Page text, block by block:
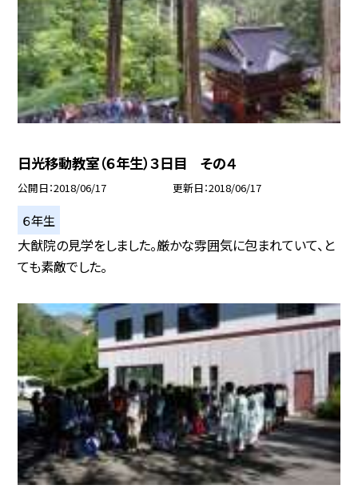
日光移動教室（６年生）３日目 その４
公開日 2018/06/17 更新日 2018/06/17
６年生
大猷院の見学をしました。厳かな雰囲気に包まれていて、と
ても素敵でした。